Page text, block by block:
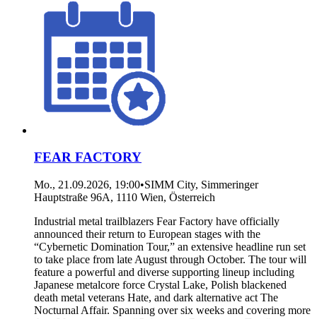
FEAR FACTORY
Mo., 21.09.2026, 19:00•SIMM City, Simmeringer
Hauptstraße 96A, 1110 Wien, Österreich
Industrial metal trailblazers Fear Factory have officially
announced their return to European stages with the
“Cybernetic Domination Tour,” an extensive headline run set
to take place from late August through October. The tour will
feature a powerful and diverse supporting lineup including
Japanese metalcore force Crystal Lake, Polish blackened
death metal veterans Hate, and dark alternative act The
Nocturnal Affair. Spanning over six weeks and covering more